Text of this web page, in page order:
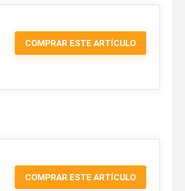
COMPRAR ESTE ARTÍCULO
COMPRAR ESTE ARTÍCULO